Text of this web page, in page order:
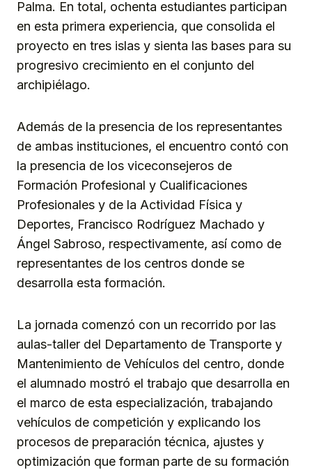
Palma. En total, ochenta estudiantes participan
en esta primera experiencia, que consolida el
proyecto en tres islas y sienta las bases para su
progresivo crecimiento en el conjunto del
archipiélago.
Además de la presencia de los representantes
de ambas instituciones, el encuentro contó con
la presencia de los viceconsejeros de
Formación Profesional y Cualificaciones
Profesionales y de la Actividad Física y
Deportes, Francisco Rodríguez Machado y
Ángel Sabroso, respectivamente, así como de
representantes de los centros donde se
desarrolla esta formación.
La jornada comenzó con un recorrido por las
aulas-taller del Departamento de Transporte y
Mantenimiento de Vehículos del centro, donde
el alumnado mostró el trabajo que desarrolla en
el marco de esta especialización, trabajando
vehículos de competición y explicando los
procesos de preparación técnica, ajustes y
optimización que forman parte de su formación